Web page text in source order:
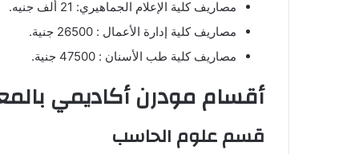
مصاريف كلية الإعلام الجماهيري: 21 ألف جنيه.
مصاريف كلية إدارة الأعمال : 26500 جنية.
مصاريف كلية طب الأسنان : 47500 جنية.
أقسام مودرن أكاديمي
قسم علوم الحاسب